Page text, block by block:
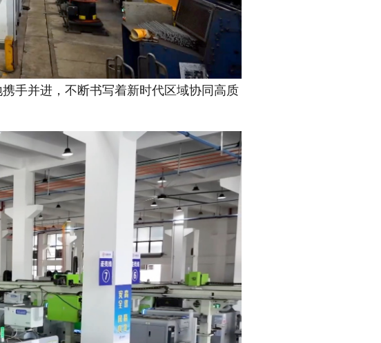
手并进，不断书写着新时代区域协同高质